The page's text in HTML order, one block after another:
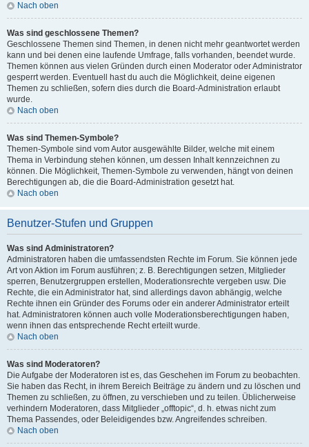
Nach oben
Was sind geschlossene Themen?
Geschlossene Themen sind Themen, in denen nicht mehr geantwortet werden
kann und bei denen eine laufende Umfrage, falls vorhanden, beendet wurde.
Themen können aus vielen Gründen durch einen Moderator oder Administrator
gesperrt werden. Eventuell hast du auch die Möglichkeit, deine eigenen
Themen zu schließen, sofern dies durch die Board-Administration erlaubt
wurde.
Nach oben
Was sind Themen-Symbole?
Themen-Symbole sind vom Autor ausgewählte Bilder, welche mit einem
Thema in Verbindung stehen können, um dessen Inhalt kennzeichnen zu
können. Die Möglichkeit, Themen-Symbole zu verwenden, hängt von deinen
Berechtigungen ab, die die Board-Administration gesetzt hat.
Nach oben
Benutzer-Stufen und Gruppen
Was sind Administratoren?
Administratoren haben die umfassendsten Rechte im Forum. Sie können jede
Art von Aktion im Forum ausführen; z. B. Berechtigungen setzen, Mitglieder
sperren, Benutzergruppen erstellen, Moderationsrechte vergeben usw. Die
Rechte, die ein Administrator hat, sind allerdings davon abhängig, welche
Rechte ihnen ein Gründer des Forums oder ein anderer Administrator erteilt
hat. Administratoren können auch volle Moderationsberechtigungen haben,
wenn ihnen das entsprechende Recht erteilt wurde.
Nach oben
Was sind Moderatoren?
Die Aufgabe der Moderatoren ist es, das Geschehen im Forum zu beobachten.
Sie haben das Recht, in ihrem Bereich Beiträge zu ändern und zu löschen und
Themen zu schließen, zu öffnen, zu verschieben und zu teilen. Üblicherweise
verhindern Moderatoren, dass Mitglieder „offtopic“, d. h. etwas nicht zum
Thema Passendes, oder Beleidigendes bzw. Angreifendes schreiben.
Nach oben